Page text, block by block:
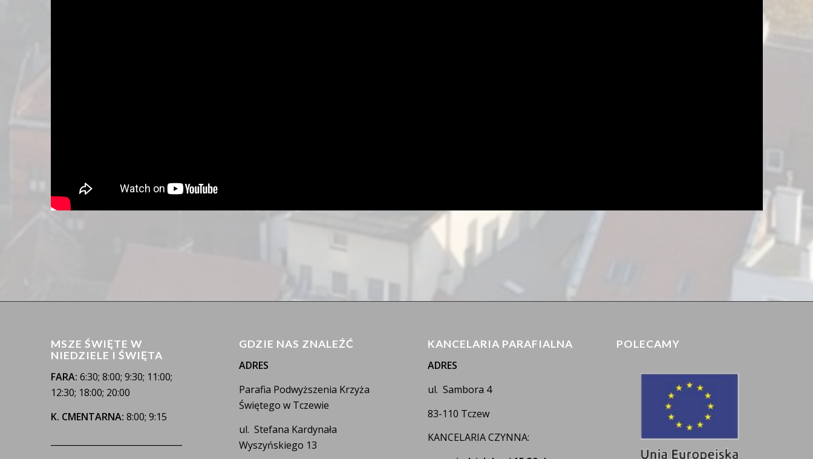
MSZE ŚWIĘTE W
NIEDZIELE I ŚWIĘTA
FARA: 6:30; 8:00; 9:30; 11:00;
12:30; 18:00; 20:00
K. CMENTARNA: 8:00; 9:15
GDZIE NAS ZNALEŹĆ
ADRES
Parafia Podwyższenia Krzyża
Świętego w Tczewie
ul. Stefana Kardynała
Wyszyńskiego 13
KANCELARIA PARAFIALNA
ADRES
ul. Sambora 4
83-110 Tczew
KANCELARIA CZYNNA:
POLECAMY